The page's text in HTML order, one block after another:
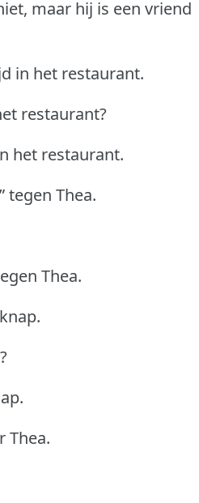
maar hij is een vriend
in het restaurant.
restaurant?
het restaurant.
tegen Thea.
Thea.
Thea.